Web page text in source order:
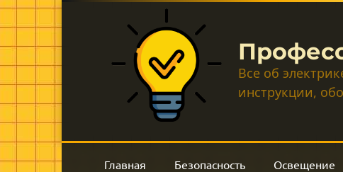
Перейти
к
контенту
Все об
инструкции,
Главная Безопасность Освещение